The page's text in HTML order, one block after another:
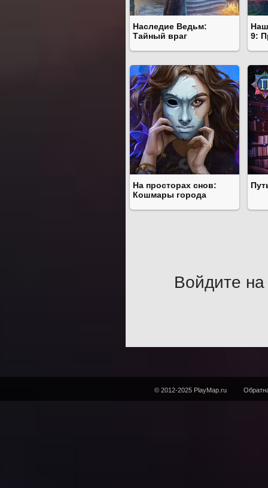
Наследие Ведьм:
Тайный враг
9:
На просторах снов:
Кошмары города
Войдите на
© 2012-2025 PlayMap.ru